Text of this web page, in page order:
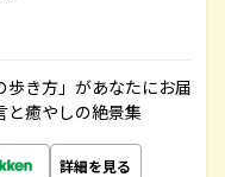
き方」があなたにお届
と癒やしの絶景集
詳細を見る